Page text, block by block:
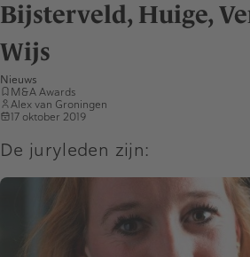
Bijsterveld, Huige,
Wijs
Nieuws
M&A Awards
Alex van Groningen
17 oktober 2019
De juryleden zijn: